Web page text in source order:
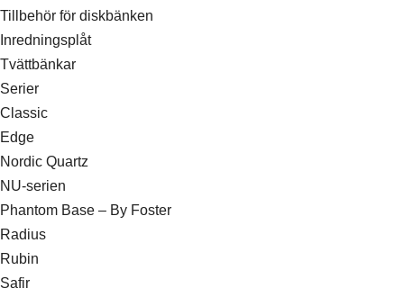
Tillbehör för diskbänken
Inredningsplåt
Tvättbänkar
Serier
Classic
Edge
Nordic Quartz
NU-serien
Phantom Base – By Foster
Radius
Rubin
Safir